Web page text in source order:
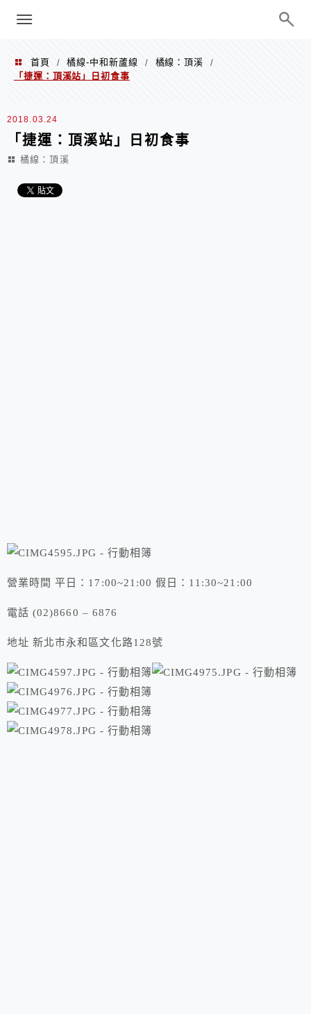
巧、世界走透透
menu
首頁 / 橘線-中和新蘆線 / 橘線：頂溪
/
「捷運：頂溪站」日初食事
2018.03.24
「捷運：頂溪站」日初食事
橘線：頂溪
營業時間 平日：17:00~21:00 假日：11:30~21:00
電話 (02)8660 – 6876
地址 新北市永和區文化路128號